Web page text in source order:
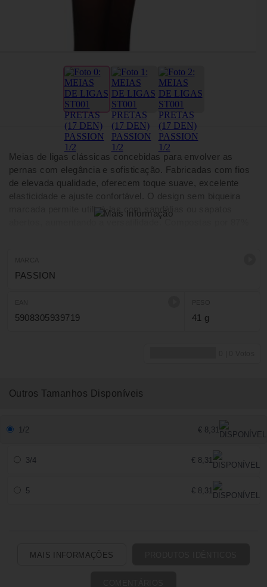
Meias de ligas clássicas concebidas para envolver as
pernas com elegância e sofisticação. Fabricadas com fios
de elevada qualidade, oferecem toque suave, excelente
elasticidade e ajuste confortável. O design sem biqueira
marcada permite utilizá-las com sandálias ou sapatos
abertos, aumentando a versatilidade. Compostas por 87%
PASSION
5908305939719 41 g
Outros Tamanhos Disponíveis
1/2 € 8,31
3/4 € 8,31
5 € 8,31
MAIS INFORMAÇÕES